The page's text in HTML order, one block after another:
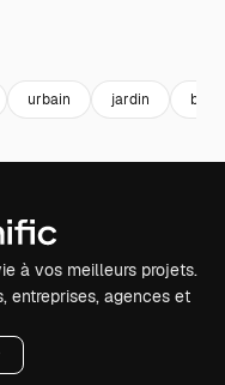
urbain jardin
à vos meilleurs projets.
entreprises, agences et